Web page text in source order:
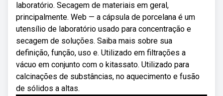
laboratório. Secagem de materiais em geral,
principalmente. Web — a cápsula de porcelana é um
utensílio de laboratório usado para concentração e
secagem de soluções. Saiba mais sobre sua
definição, função, uso e. Utilizado em filtrações a
vácuo em conjunto com o kitassato. Utilizado para
calcinações de substâncias, no aquecimento e fusão
de sólidos a altas.